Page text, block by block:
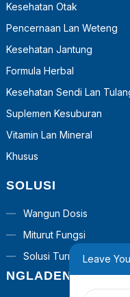
Kesehatan Otak
Pencernaan Lan Weteng
Kesehatan Jantung
Formula Herbal
Kesehatan Sendi Lan
Suplemen Kesuburan
Vitamin Lan Mineral
Khusus
SOLUSI
Wangun Dosis
Miturut Fungsi
Solusi Turnkey
NGLADENI
Leave